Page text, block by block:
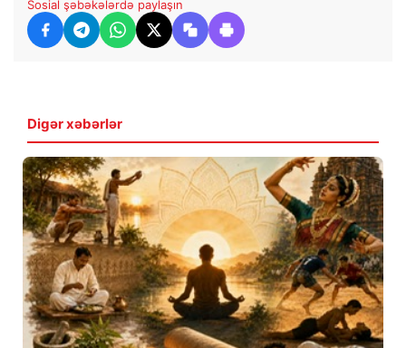
Sosial şəbəkələrdə paylaşın
Digər xəbərlər